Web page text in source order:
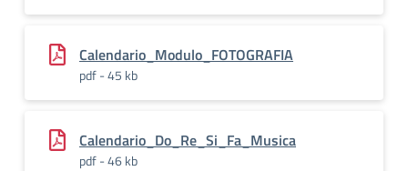
Calendario_Modulo_FOTOGRAFIA
pdf - 45 kb
Calendario_Do_Re_Si_Fa_Musica
pdf - 46 kb